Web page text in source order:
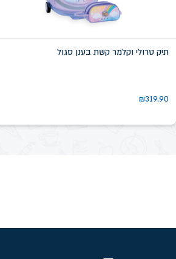
תיק טרולי וקלמר קשת בענן סגול
₪319.90